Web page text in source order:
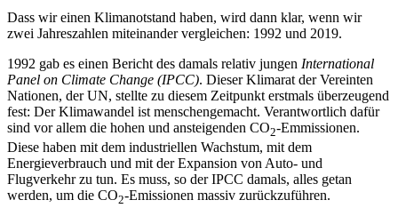
Dass wir einen Klimanotstand haben, wird dann klar, wenn wir
zwei Jahreszahlen miteinander vergleichen: 1992 und 2019.
1992 gab es einen Bericht des damals relativ jungen International
Panel on Climate Change (IPCC). Dieser Klimarat der Vereinten
Nationen, der UN, stellte zu diesem Zeitpunkt erstmals überzeugend
fest: Der Klimawandel ist menschengemacht. Verantwortlich dafür
sind vor allem die hohen und ansteigenden CO2-Emmissionen.
Diese haben mit dem industriellen Wachstum, mit dem
Energieverbrauch und mit der Expansion von Auto- und
Flugverkehr zu tun. Es muss, so der IPCC damals, alles getan
werden, um die CO2-Emissionen massiv zurückzuführen.